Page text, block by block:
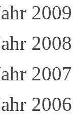
2009
2008
2007
2006